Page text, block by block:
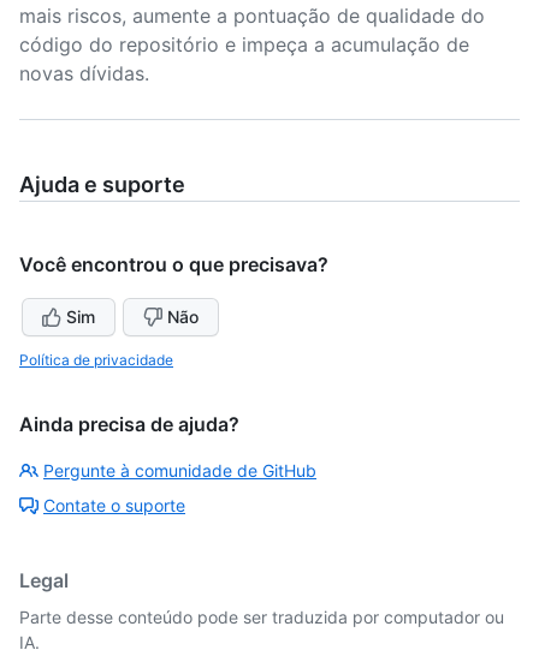
mais riscos, aumente a pontuação de qualidade do
código do repositório e impeça a acumulação de
novas dívidas.
Ajuda e suporte
Você encontrou o que precisava?
Sim Não
Política de privacidade
Ainda precisa de ajuda?
Pergunte à comunidade de GitHub
Contate o suporte
Legal
Parte desse conteúdo pode ser traduzida por computador ou
IA.